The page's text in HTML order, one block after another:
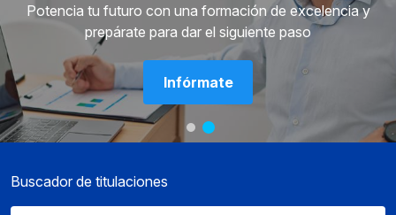
Potencia tu futuro con una formación de excelencia y
prepárate para dar el siguiente paso
Infórmate
Buscador de titulaciones